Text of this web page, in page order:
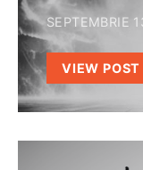
SEPTEMBRIE
VIEW POST